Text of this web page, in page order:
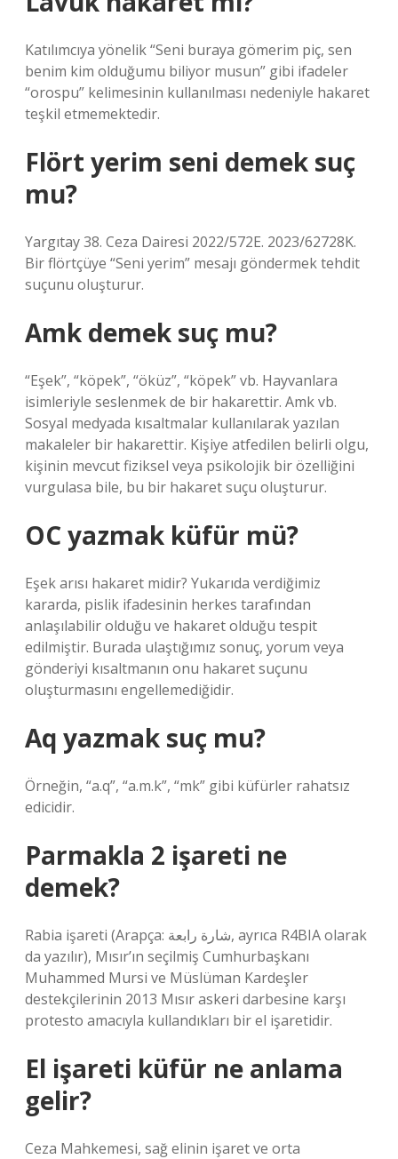
Katılımcıya yönelik “Seni buraya gömerim piç, sen
benim kim olduğumu biliyor musun” gibi ifadeler
“orospu” kelimesinin kullanılması nedeniyle hakaret
teşkil etmemektedir.
Flört yerim seni demek suç
mu?
Yargıtay 38. Ceza Dairesi 2022/572E. 2023/62728K.
Bir flörtçüye “Seni yerim” mesajı göndermek tehdit
suçunu oluşturur.
Amk demek suç mu?
“Eşek”, “köpek”, “öküz”, “köpek” vb. Hayvanlara
isimleriyle seslenmek de bir hakarettir. Amk vb.
Sosyal medyada kısaltmalar kullanılarak yazılan
makaleler bir hakarettir. Kişiye atfedilen belirli olgu,
kişinin mevcut fiziksel veya psikolojik bir özelliğini
vurgulasa bile, bu bir hakaret suçu oluşturur.
OC yazmak küfür mü?
Eşek arısı hakaret midir? Yukarıda verdiğimiz
kararda, pislik ifadesinin herkes tarafından
anlaşılabilir olduğu ve hakaret olduğu tespit
edilmiştir. Burada ulaştığımız sonuç, yorum veya
gönderiyi kısaltmanın onu hakaret suçunu
oluşturmasını engellemediğidir.
Aq yazmak suç mu?
Örneğin, “a.q”, “a.m.k”, “mk” gibi küfürler rahatsız
edicidir.
Parmakla 2 işareti ne
demek?
Rabia işareti (Arapça: شارة رابعة, ayrıca R4BIA olarak
da yazılır), Mısır’ın seçilmiş Cumhurbaşkanı
Muhammed Mursi ve Müslüman Kardeşler
destekçilerinin 2013 Mısır askeri darbesine karşı
protesto amacıyla kullandıkları bir el işaretidir.
El işareti küfür ne anlama
gelir?
Ceza Mahkemesi, sağ elinin işaret ve orta